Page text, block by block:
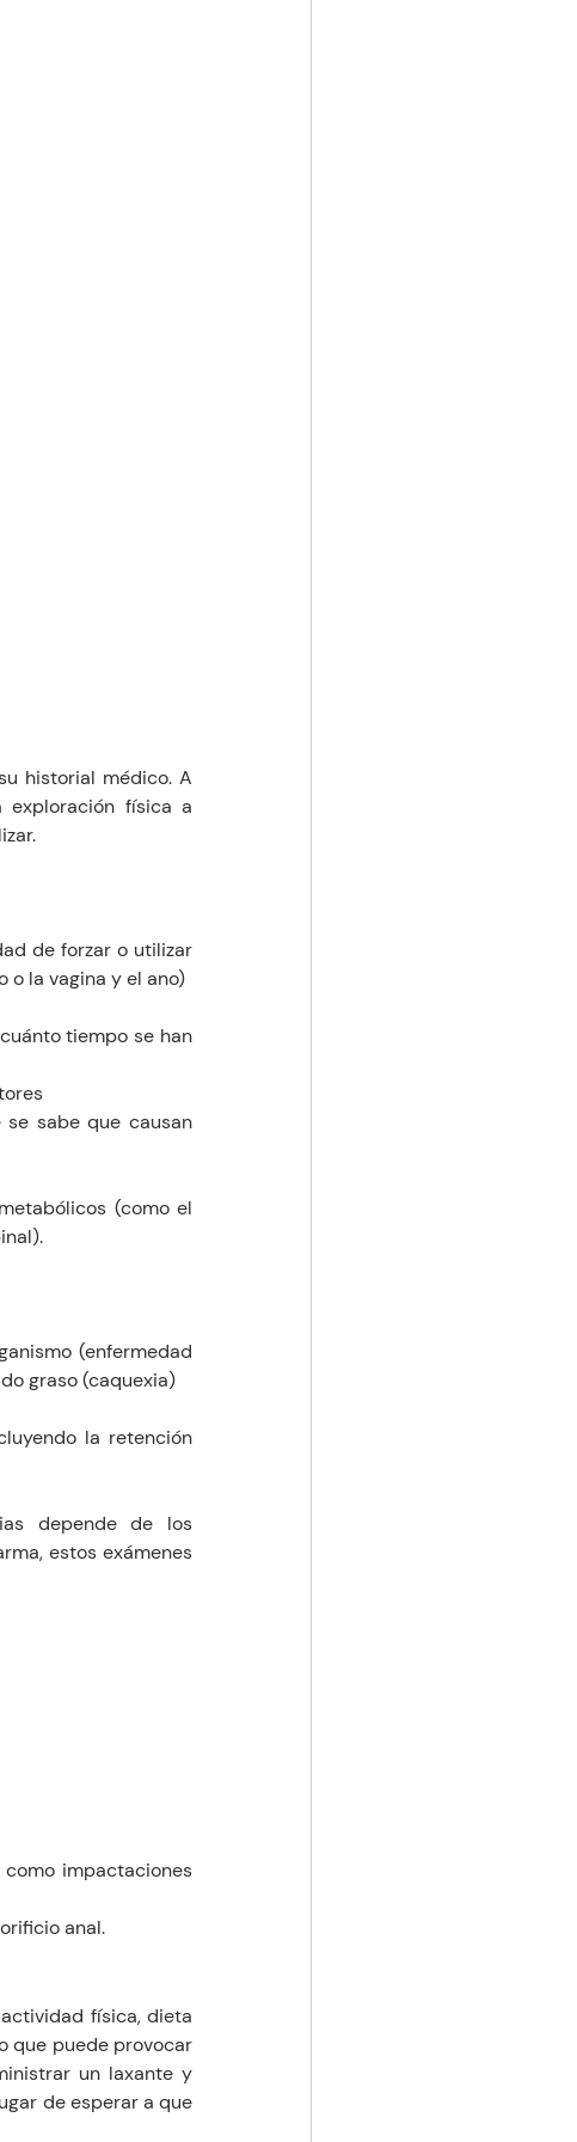
historial médico. A
exploración física a
de forzar o utilizar
o la vagina y el ano)
tiempo se han
sabe que causan
(como el
(enfermedad
graso (caquexia)
la retención
depende de los
estos exámenes
impactaciones
anal.
física, dieta
que puede provocar
un laxante y
de esperar a que